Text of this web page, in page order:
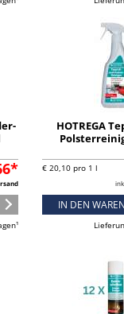
HOTREGA
€ 20,10 pro 1 l
IN DEN